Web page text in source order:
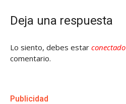
Deja una respuesta
Lo siento, debes estar conectado
comentario.
Publicidad